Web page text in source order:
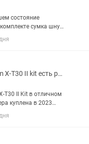
состояние
сумка шнур
покупателю 90.000
Продам Fujifilm X-T30 II kit есть рассрочка
T30 II Kit в отличном
куплена в 2023
мало, в
Полностью